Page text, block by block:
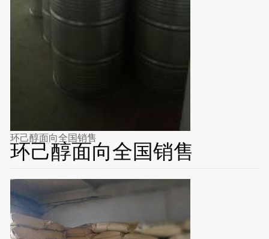
环己醇面向全国销售
环己醇面向全国销售